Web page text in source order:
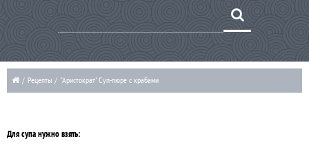
/ Рецепты / "Аристократ" Суп-пюре с крабами
Для супа нужно взять: